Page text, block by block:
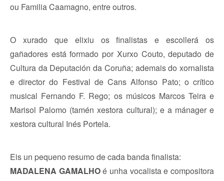
ou Familia Caamagno, entre outros.
O xurado que elixiu os finalistas e escollerá os
gañadores está formado por Xurxo Couto, deputado de
Cultura da Deputación da Coruña; ademais do xornalista
e director do Festival de Cans Alfonso Pato; o crítico
musical Fernando F. Rego; os músicos Marcos Teira e
Marisol Palomo (tamén xestora cultural); e a mánager e
xestora cultural Inés Portela.
Eis un pequeno resumo de cada banda finalista:
MADALENA GAMALHOé unha vocalista e compositora